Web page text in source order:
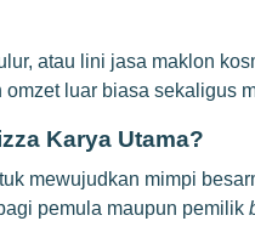
atau lini jasa maklon
luar biasa sekaligus
Karya Utama?
mewujudkan mimpi
pemula maupun pemilik